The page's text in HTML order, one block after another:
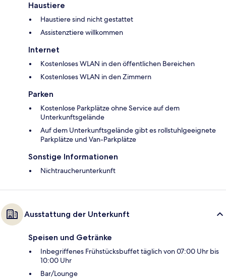
Haustiere
Haustiere sind nicht gestattet
Assistenztiere willkommen
Internet
Kostenloses WLAN in den öffentlichen Bereichen
Kostenloses WLAN in den Zimmern
Parken
Kostenlose Parkplätze ohne Service auf dem
Unterkunftsgelände
Auf dem Unterkunftsgelände gibt es rollstuhlgeeignete
Parkplätze und Van-Parkplätze
Sonstige Informationen
Nichtraucherunterkunft
Ausstattung der Unterkunft
Speisen und Getränke
Inbegriffenes Frühstücksbuffet täglich von 07:00 Uhr bis
10:00 Uhr
Bar/Lounge